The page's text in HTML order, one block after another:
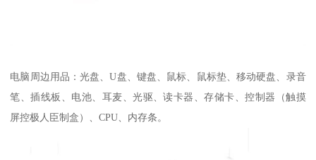
电脑周边用品：光盘、U盘、键盘、鼠标、鼠标垫、移动硬盘、录音
笔、插线板、电池、耳麦、光驱、读卡器、存储卡、控制器（触摸
屏控极人臣制盒）、CPU、内存条。